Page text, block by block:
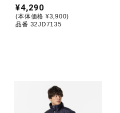
ソフトボール
¥4,290
(本体価格 ¥3,900)
品番 32JD7135